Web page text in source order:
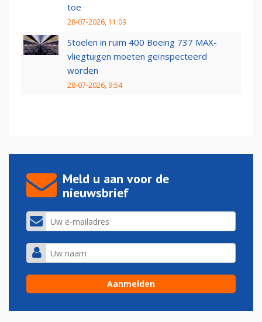
toe
28-07-2026, 11:09
Stoelen in ruim 400 Boeing 737 MAX-
vliegtuigen moeten geïnspecteerd
worden
28-07-2026, 9:54
Meld u aan voor de
nieuwsbrief